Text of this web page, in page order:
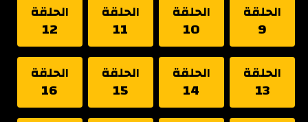
الحلقة
9
الحلقة
10
الحلقة
11
الحلقة
12
الحلقة
13
الحلقة
14
الحلقة
15
الحلقة
16